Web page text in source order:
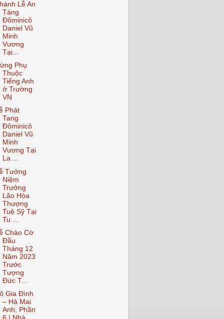
Lễ An
Táng
Đôminicô
Daniel Vũ
Minh
Vương
Tại...
Phụ
Thuộc
Tiếng Anh
ở Trường
VN
Phát
Tang
Đôminicô
Daniel Vũ
Minh
Vương Tại
La ...
Tưởng
Niệm
Trưởng
Lão Hòa
Thượng
Tuệ Sỹ Tại
Tu ...
Chào Cờ
Đầu
Tháng 12
Năm 2023
Trước
Tượng
Đức T...
Gia Đình
– Hà Mai
Anh, Phần